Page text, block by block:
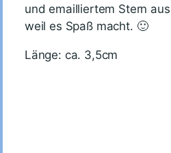
und emailliertem Stern
weil es Spaß macht. 🙂
Länge: ca. 3,5cm